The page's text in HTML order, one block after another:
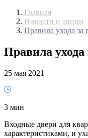
Главная
Новости и акции
Правила ухода
Правила
25 мая 2021
3 мин
Входные двери для
характеристиками, и